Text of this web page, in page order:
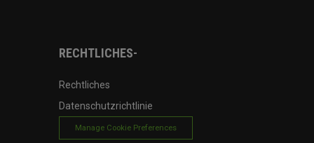
RECHTLICHES-
Rechtliches
Datenschutzrichtlinie
Manage Cookie Preferences